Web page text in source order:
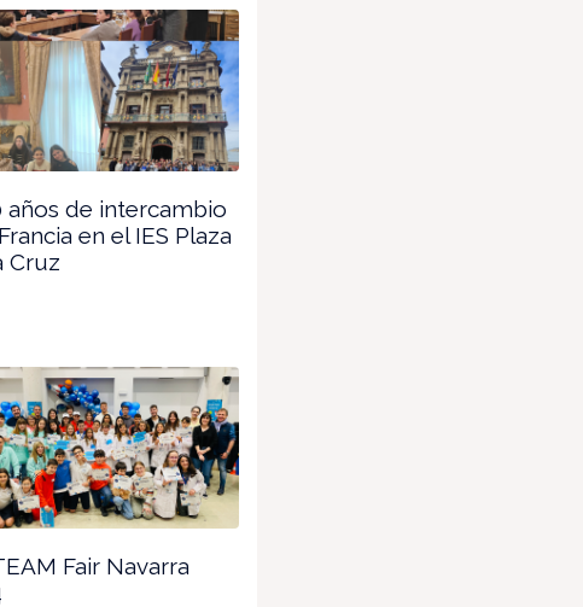
años de intercambio
en el IES Plaza
Cruz
Fair Navarra